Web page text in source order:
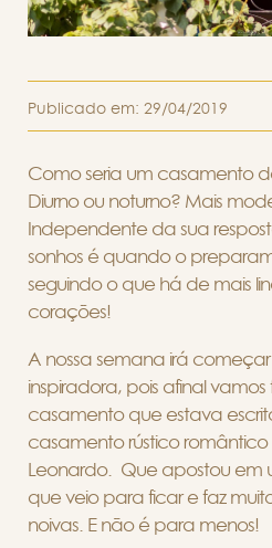
Publicado em: 29/04/2019
Como seria um casamento
Diurno ou noturno? Mais
Independente da sua
sonhos é quando o
seguindo o que há de mais
corações!
A nossa semana irá
inspiradora, pois afinal
casamento que estava
casamento rústico
Leonardo.
Que apostou em
que veio para ficar e faz
noivas. E não é para menos!